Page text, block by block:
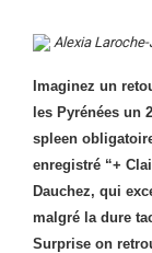
Alexia
Imaginez un
les Pyrénées un
spleen
enregistré “+
Dauchez, qui
malgré la dure
Surprise on